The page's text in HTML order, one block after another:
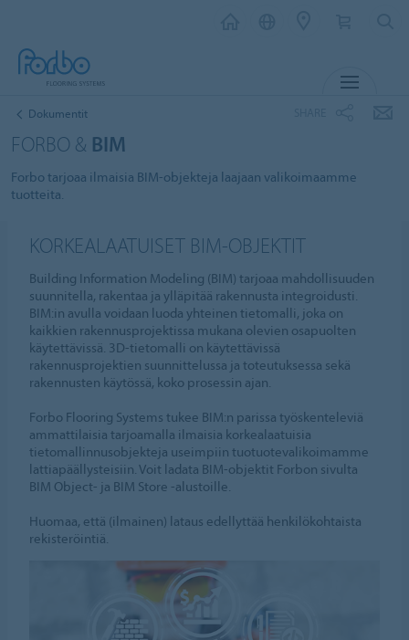
Dokumentit
FORBO & BIM
Forbo tarjoaa ilmaisia BIM-objekteja laajaan valikoimaamme
tuotteita.
KORKEALAATUISET BIM-OBJEKTIT
Building Information Modeling (BIM) tarjoaa mahdollisuuden
suunnitella, rakentaa ja ylläpitää rakennusta integroidusti.
BIM:in avulla voidaan luoda yhteinen tietomalli, joka on
kaikkien rakennusprojektissa mukana olevien osapuolten
käytettävissä. 3D-tietomalli on käytettävissä
rakennusprojektien suunnittelussa ja toteutuksessa sekä
rakennusten käytössä, koko prosessin ajan.
Forbo Flooring Systems tukee BIM:n parissa työskenteleviä
ammattilaisia tarjoamalla ilmaisia korkealaatuisia
tietomallinnusobjekteja useimpiin tuotuotevalikoimamme
lattiapäällysteisiin. Voit ladata BIM-objektit Forbon sivulta
BIM Object- ja BIM Store -alustoille.
Huomaa, että (ilmainen) lataus edellyttää henkilökohtaista
rekisteröintiä.